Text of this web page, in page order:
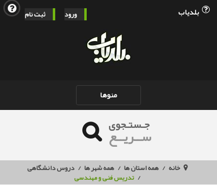
ورود ثبت نام بلدیاب
Toggle
navigation
منوها
جـستـجوی
ســریــع
خانه همه استان ها همه شهر ها دروس دانشگاهی
تدریس فنی و مهندسی